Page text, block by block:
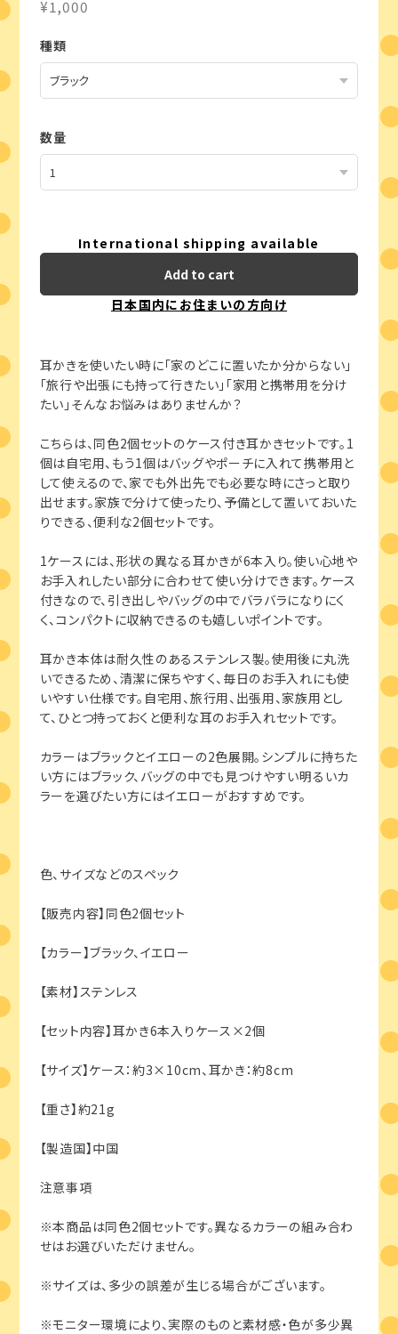
¥1,000
種類
数量
International shipping available
Add to cart
日本国内にお住まいの方向け
耳かきを使いたい時に「家のどこに置いたか分からない」
「旅行や出張にも持って行きたい」「家用と携帯用を分け
たい」そんなお悩みはありませんか？
こちらは、同色2個セットのケース付き耳かきセットです。1
個は自宅用、もう1個はバッグやポーチに入れて携帯用と
して使えるので、家でも外出先でも必要な時にさっと取り
出せます。家族で分けて使ったり、予備として置いておいた
りできる、便利な2個セットです。
1ケースには、形状の異なる耳かきが6本入り。使い心地や
お手入れしたい部分に合わせて使い分けできます。ケース
付きなので、引き出しやバッグの中でバラバラになりにく
く、コンパクトに収納できるのも嬉しいポイントです。
耳かき本体は耐久性のあるステンレス製。使用後に丸洗
いできるため、清潔に保ちやすく、毎日のお手入れにも使
いやすい仕様です。自宅用、旅行用、出張用、家族用とし
て、ひとつ持っておくと便利な耳のお手入れセットです。
カラーはブラックとイエローの2色展開。シンプルに持ちた
い方にはブラック、バッグの中でも見つけやすい明るいカ
ラーを選びたい方にはイエローがおすすめです。
色、サイズなどのスペック
【販売内容】同色2個セット
【カラー】ブラック、イエロー
【素材】ステンレス
【セット内容】耳かき6本入りケース×2個
【サイズ】ケース：約3×10cm、耳かき：約8cm
【重さ】約21g
【製造国】中国
注意事項
※本商品は同色2個セットです。異なるカラーの組み合わ
せはお選びいただけません。
※サイズは、多少の誤差が生じる場合がございます。
※モニター環境により、実際のものと素材感・色が多少異